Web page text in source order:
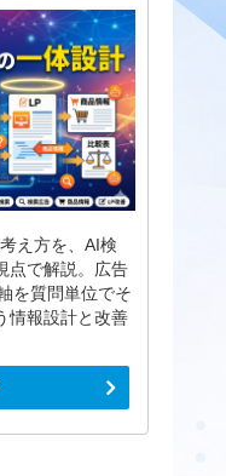
え方を、AI検
点で解説。広告
を質問単位でそ
情報設計と改善